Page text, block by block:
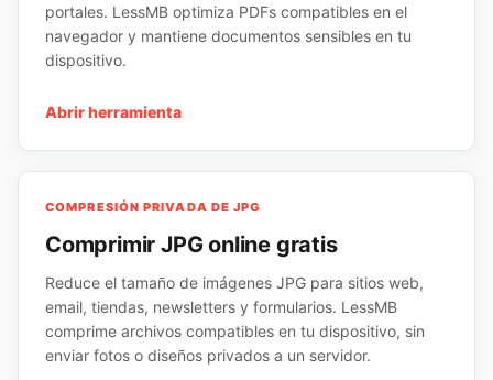
portales. LessMB optimiza PDFs compatibles en el
navegador y mantiene documentos sensibles en tu
dispositivo.
Abrir herramienta
COMPRESIÓN PRIVADA DE JPG
Comprimir JPG online gratis
Reduce el tamaño de imágenes JPG para sitios web,
email, tiendas, newsletters y formularios. LessMB
comprime archivos compatibles en tu dispositivo, sin
enviar fotos o diseños privados a un servidor.